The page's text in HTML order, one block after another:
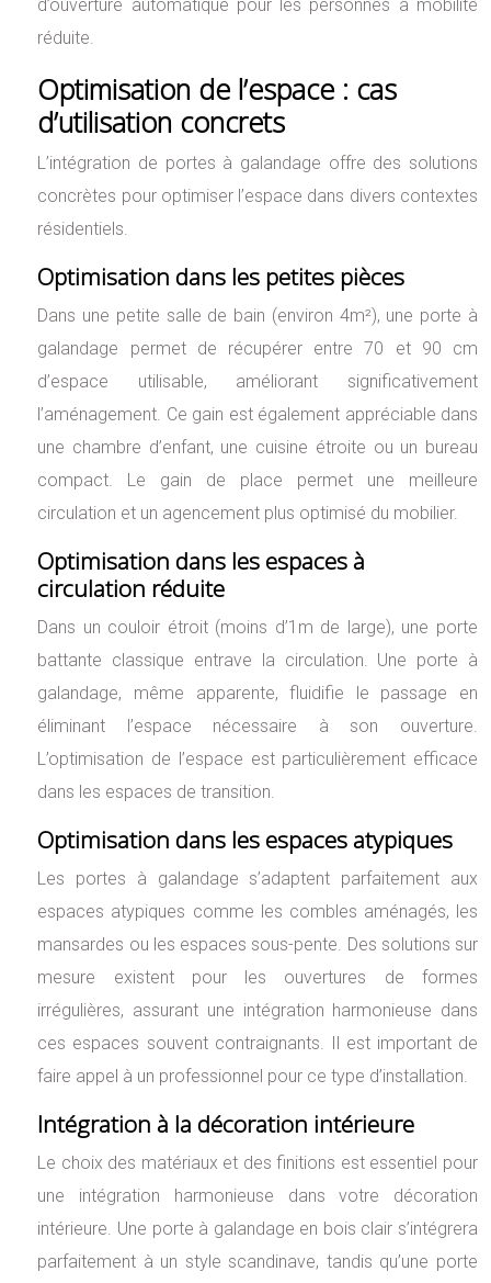
d’ouverture automatique pour les personnes à mobilité
réduite.
Optimisation de l’espace : cas
d’utilisation concrets
L’intégration de portes à galandage offre des solutions
concrètes pour optimiser l’espace dans divers contextes
résidentiels.
Optimisation dans les petites pièces
Dans une petite salle de bain (environ 4m²), une porte à
galandage permet de récupérer entre 70 et 90 cm
d’espace utilisable, améliorant significativement
l’aménagement. Ce gain est également appréciable dans
une chambre d’enfant, une cuisine étroite ou un bureau
compact. Le gain de place permet une meilleure
circulation et un agencement plus optimisé du mobilier.
Optimisation dans les espaces à
circulation réduite
Dans un couloir étroit (moins d’1m de large), une porte
battante classique entrave la circulation. Une porte à
galandage, même apparente, fluidifie le passage en
éliminant l’espace nécessaire à son ouverture.
L’optimisation de l’espace est particulièrement efficace
dans les espaces de transition.
Optimisation dans les espaces atypiques
Les portes à galandage s’adaptent parfaitement aux
espaces atypiques comme les combles aménagés, les
mansardes ou les espaces sous-pente. Des solutions sur
mesure existent pour les ouvertures de formes
irrégulières, assurant une intégration harmonieuse dans
ces espaces souvent contraignants. Il est important de
faire appel à un professionnel pour ce type d’installation.
Intégration à la décoration intérieure
Le choix des matériaux et des finitions est essentiel pour
une intégration harmonieuse dans votre décoration
intérieure. Une porte à galandage en bois clair s’intégrera
parfaitement à un style scandinave, tandis qu’une porte